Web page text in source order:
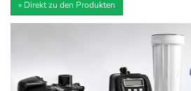
» Direkt zu den Produkten